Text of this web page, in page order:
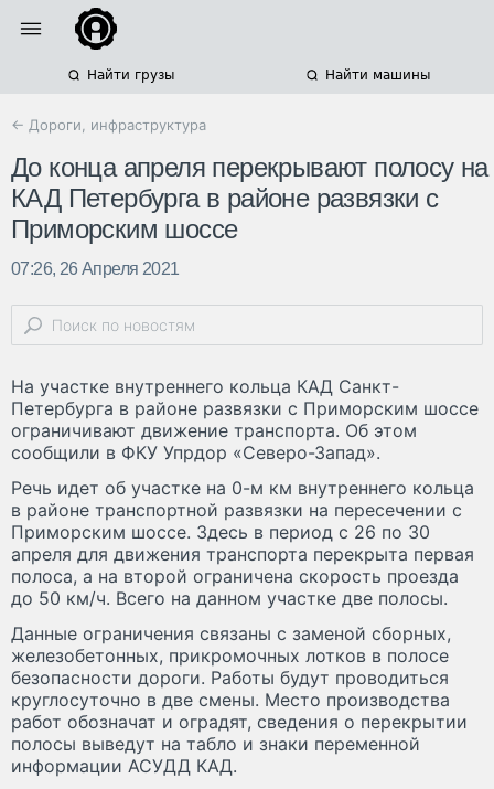
Найти грузы Найти машины
← Дороги, инфраструктура
До конца апреля перекрывают полосу на
КАД Петербурга в районе развязки с
Приморским шоссе
07:26, 26 Апреля 2021
На участке внутреннего кольца КАД Санкт-
Петербурга в районе развязки с Приморским шоссе
ограничивают движение транспорта. Об этом
сообщили в ФКУ Упрдор «Северо-Запад».
Речь идет об участке на 0-м км внутреннего кольца
в районе транспортной развязки на пересечении с
Приморским шоссе. Здесь в период с 26 по 30
апреля для движения транспорта перекрыта первая
полоса, а на второй ограничена скорость проезда
до 50 км/ч. Всего на данном участке две полосы.
Данные ограничения связаны с заменой сборных,
железобетонных, прикромочных лотков в полосе
безопасности дороги. Работы будут проводиться
круглосуточно в две смены. Место производства
работ обозначат и оградят, сведения о перекрытии
полосы выведут на табло и знаки переменной
информации АСУДД КАД.